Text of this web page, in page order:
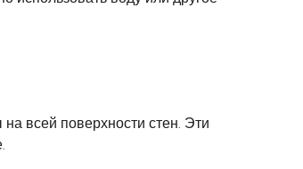
всей поверхности стен. Эти